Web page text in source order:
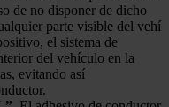
de no disponer de dicho
parte visible del vehí
el sistema de
del vehículo en la
evitando así